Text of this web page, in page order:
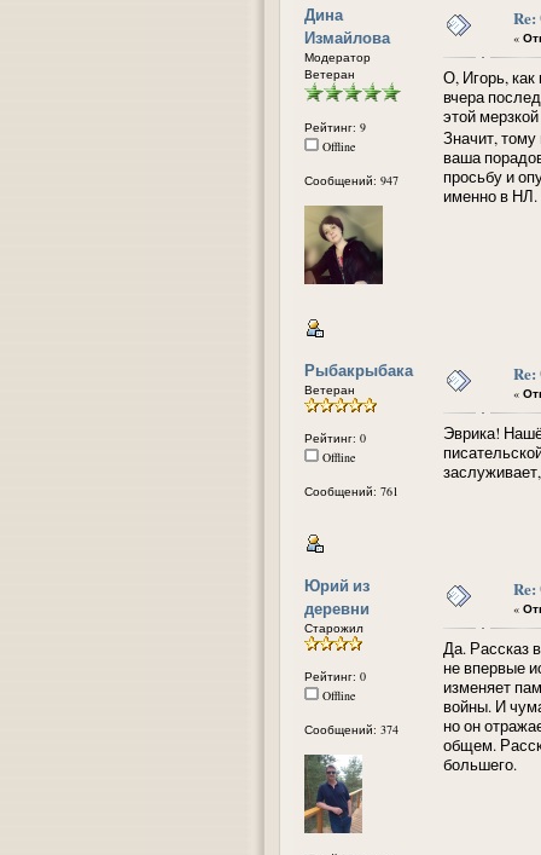
Дина
Измайлова
Модератор
Ветеран
Рейтинг: 9
Offline
Сообщений: 947
«
О, Игорь, как
вчера
этой
Значит,
ваша
просьбу и
именно в НЛ.
Рыбакрыбака
Ветеран
Рейтинг: 0
Offline
Сообщений: 761
«
Эврика!
Юрий из
деревни
Старожил
Рейтинг: 0
Offline
Сообщений: 374
«
Да. Рассказ
не впервые
изменяет
войны. И
но он
общем.
большего.